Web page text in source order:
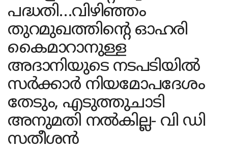
പദ്ധതി…വിഴിഞ്ഞം
തുറമുഖത്തിന്റെ ഓഹരി
കൈമാറാനുള്ള
അദാനിയുടെ നടപടിയിൽ
സർക്കാർ നിയമോപദേശം
തേടും, എടുത്തുചാടി
അനുമതി നൽകില്ല- വി ഡി
സതീശൻ